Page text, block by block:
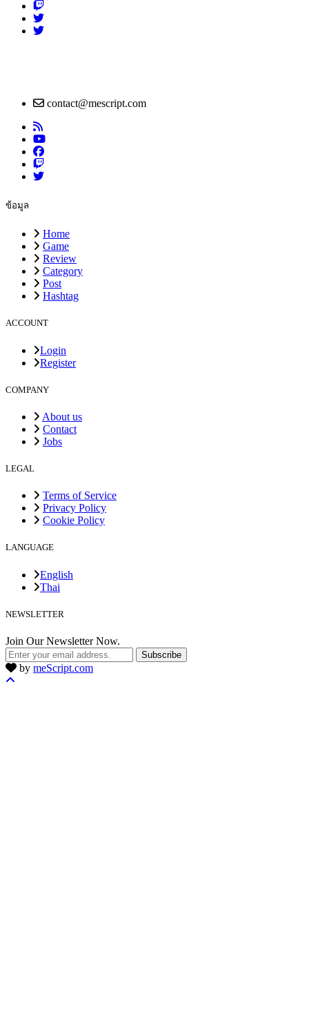
contact@mescript.com
ข้อมูล
Home
Game
Review
Category
Post
Hashtag
ACCOUNT
Login
Register
COMPANY
About us
Contact
Jobs
LEGAL
Terms of Service
Privacy Policy
Cookie Policy
LANGUAGE
English
Thai
NEWSLETTER
Join Our Newsletter Now.
Subscribe
by meScript.com